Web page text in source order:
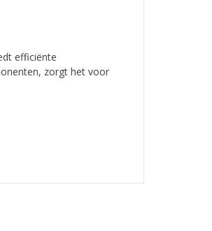
efficiënte
zorgt het voor